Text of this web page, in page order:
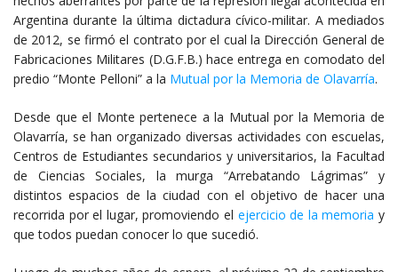
Argentina durante la última dictadura cívico-militar. A mediados
de 2012, se firmó el contrato por el cual la Dirección General de
Fabricaciones Militares (D.G.F.B.) hace entrega en comodato del
predio “Monte Pelloni” a la Mutual por la Memoria de Olavarría.
Desde que el Monte pertenece a la Mutual por la Memoria de
Olavarría, se han organizado diversas actividades con escuelas,
Centros de Estudiantes secundarios y universitarios, la Facultad
de Ciencias Sociales, la murga “Arrebatando Lágrimas” y
distintos espacios de la ciudad con el objetivo de hacer una
recorrida por el lugar, promoviendo el ejercicio de la memoria y
que todos puedan conocer lo que sucedió.